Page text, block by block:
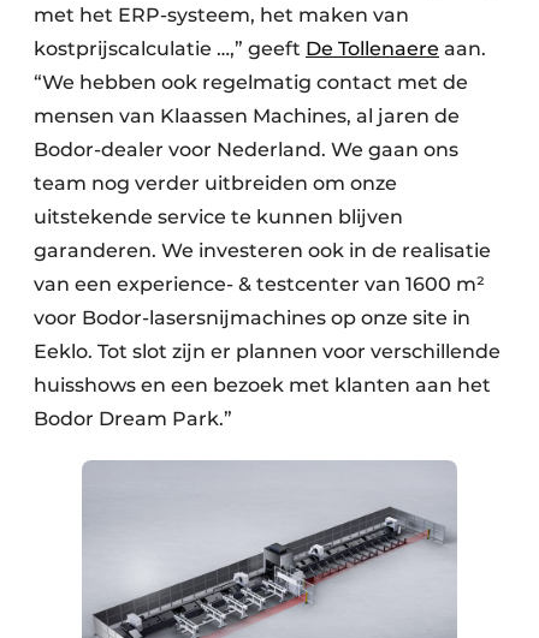
met het ERP-systeem, het maken van
kostprijscalculatie …,” geeft De Tollenaere aan.
“We hebben ook regelmatig contact met de
mensen van Klaassen Machines, al jaren de
Bodor-dealer voor Nederland. We gaan ons
team nog verder uitbreiden om onze
uitstekende service te kunnen blijven
garanderen. We investeren ook in de realisatie
van een experience- & testcenter van 1600 m²
voor Bodor-lasersnijmachines op onze site in
Eeklo. Tot slot zijn er plannen voor verschillende
huisshows en een bezoek met klanten aan het
Bodor Dream Park.”